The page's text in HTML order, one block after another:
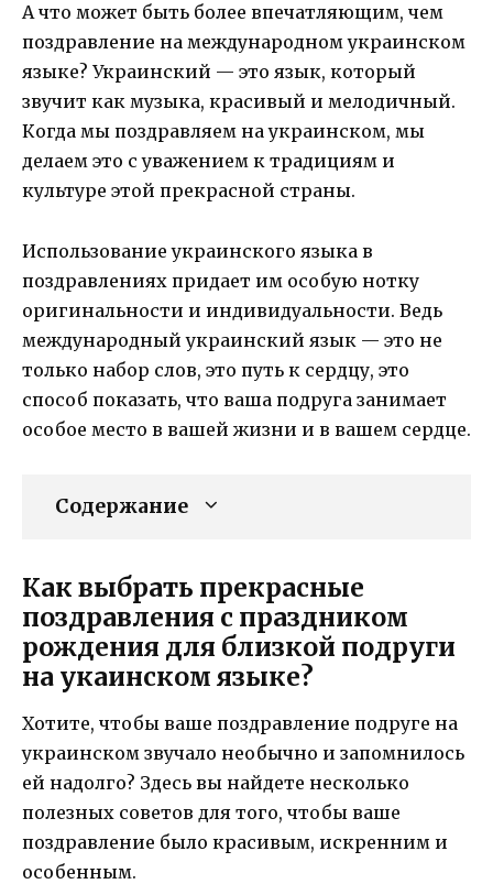
А что может быть более впечатляющим, чем
поздравление на международном украинском
языке? Украинский — это язык, который
звучит как музыка, красивый и мелодичный.
Когда мы поздравляем на украинском, мы
делаем это с уважением к традициям и
культуре этой прекрасной страны.
Использование украинского языка в
поздравлениях придает им особую нотку
оригинальности и индивидуальности. Ведь
международный украинский язык — это не
только набор слов, это путь к сердцу, это
способ показать, что ваша подруга занимает
особое место в вашей жизни и в вашем сердце.
Содержание
Как выбрать прекрасные
поздравления с праздником
рождения для близкой подруги
на укаинском языке?
Хотите, чтобы ваше поздравление подруге на
украинском звучало необычно и запомнилось
ей надолго? Здесь вы найдете несколько
полезных советов для того, чтобы ваше
поздравление было красивым, искренним и
особенным.